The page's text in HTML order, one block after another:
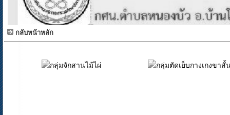
กลับหน้าหลัก